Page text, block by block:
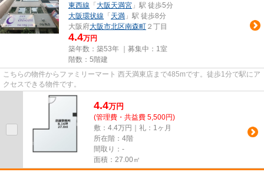
東西線 「 大阪天満宮 」駅 徒歩5分
大阪環状線 「 天満 」駅 徒歩8分
大阪府大阪市北区南森町 ２丁目
4.4万円
築年数：築53年 ｜募集中： 1室
階数：5階建
こちらの物件からファミリーマート 西天満東店まで485mです。徒歩1分で駅にア
クセスできる物件です。
4.4万円
(管理費・共益費 5,500円)
敷：4.4万円｜礼：1ヶ月
所在階：4階
間取り：-
面積：27.00㎡